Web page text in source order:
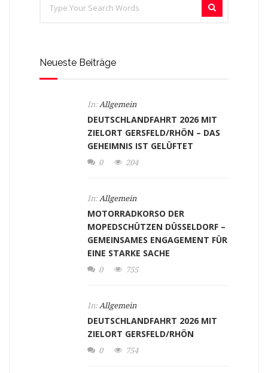
Neueste Beiträge
In: Allgemein
DEUTSCHLANDFAHRT 2026 MIT
ZIELORT GERSFELD/RHÖN – DAS
GEHEIMNIS IST GELÜFTET
0 204
In: Allgemein
MOTORRADKORSO DER
MOPEDSCHÜTZEN DÜSSELDORF –
GEMEINSAMES ENGAGEMENT FÜR
EINE STARKE SACHE
0 755
In: Allgemein
DEUTSCHLANDFAHRT 2026 MIT
ZIELORT GERSFELD/RHÖN
0 754